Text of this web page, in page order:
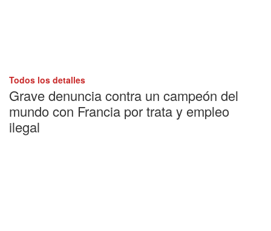
Todos los detalles
Grave denuncia contra un campeón del
mundo con Francia por trata y empleo
ilegal